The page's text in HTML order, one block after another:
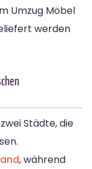
Umzug Möbel
werden
Städte, die
, während